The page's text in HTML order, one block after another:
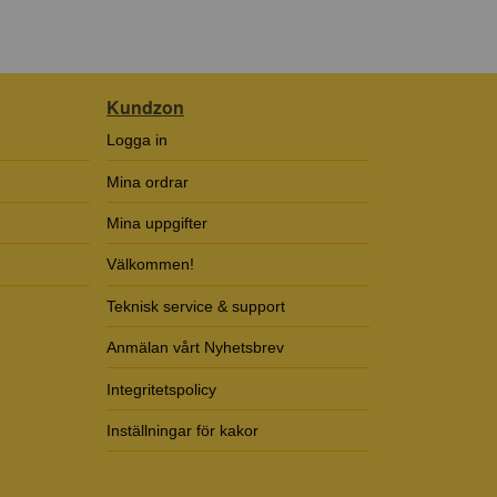
Kundzon
Logga in
Mina ordrar
Mina uppgifter
Välkommen!
Teknisk service & support
Anmälan vårt Nyhetsbrev
Integritetspolicy
Inställningar för kakor